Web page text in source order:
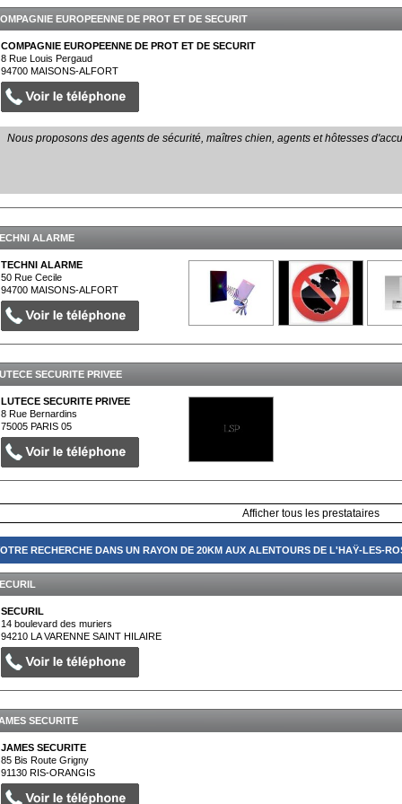
EUROPEENNE DE PROT ET DE SECURIT
COMPAGNIE EUROPEENNE DE PROT ET DE SECURIT
8 Rue Louis Pergaud
94700MAISONS-ALFORT
Nous proposons des agents de sécurité, maîtres chien, agents et hôtesses
ALARME
TECHNI ALARME
50 Rue Cecile
94700MAISONS-ALFORT
SECURITE PRIVEE
LUTECE SECURITE PRIVEE
8 Rue Bernardins
75005PARIS 05
Afficher tous les prestataires
RECHERCHE DANS UN RAYON DE 20KM AUX ALENTOURS DE L'HAŸ-LES-
SECURIL
14 boulevard des muriers
94210LA VARENNE SAINT HILAIRE
SECURITE
JAMES SECURITE
85 Bis Route Grigny
91130RIS-ORANGIS